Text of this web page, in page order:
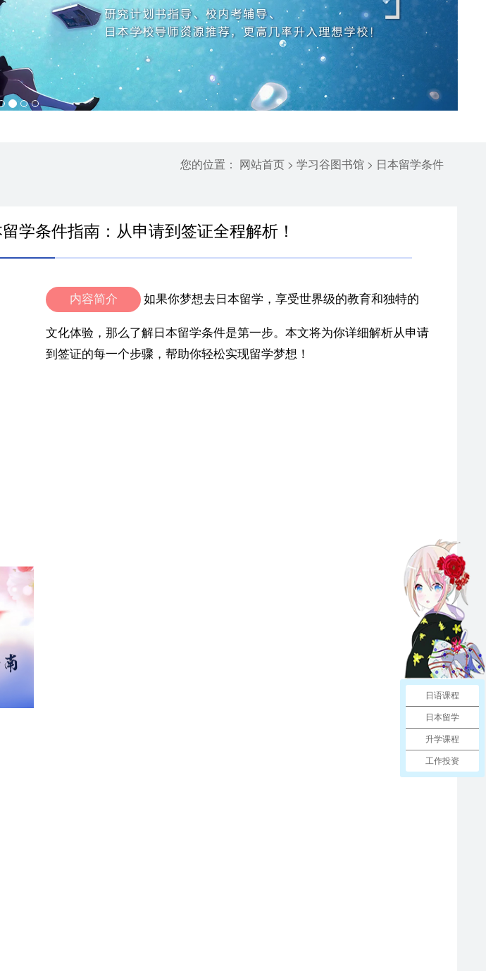
您的位置：
网站首页> 学习谷图书馆> 日本留学条件
留学条件指南：从申请到签证全程解析！
内容简介 如果你梦想去日本留学，享受世界级的教育和独特的
文化体验，那么了解日本留学条件是第一步。本文将为你详细解析从申请
到签证的每一个步骤，帮助你轻松实现留学梦想！
日语课程
日本留学
升学课程
工作投资